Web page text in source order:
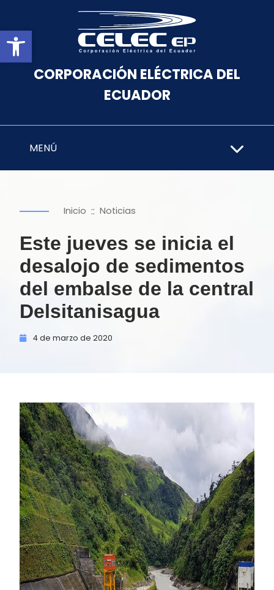
Abrir barra de herramientas
CORPORACIÓN ELÉCTRICA DEL
ECUADOR
MENÚ
Inicio :: Noticias
Este jueves se inicia el
desalojo de sedimentos
del embalse de la central
Delsitanisagua
4 de marzo de 2020